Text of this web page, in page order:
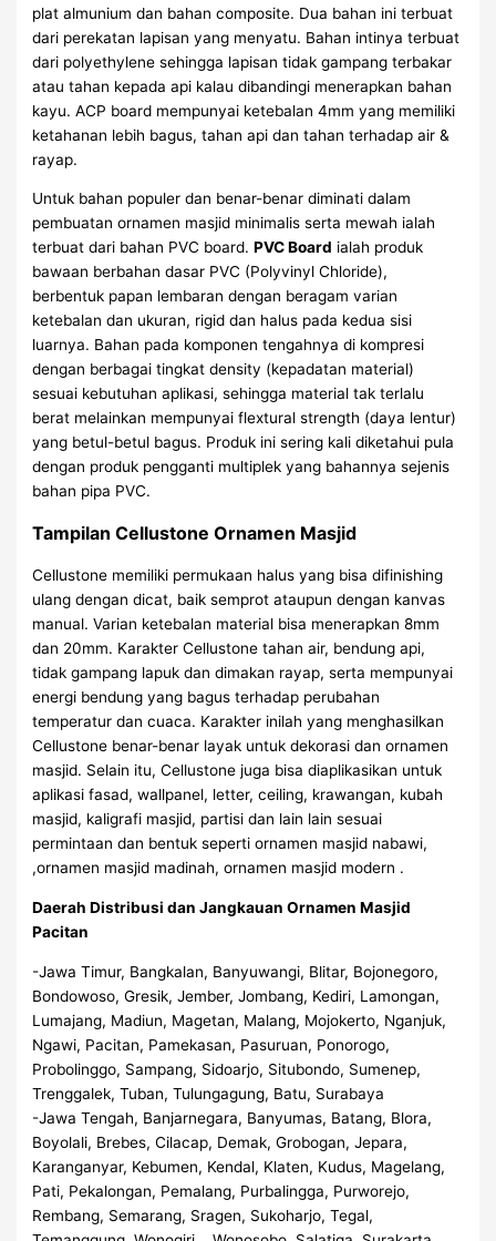
plat almunium dan bahan composite. Dua bahan ini terbuat
dari perekatan lapisan yang menyatu. Bahan intinya terbuat
dari polyethylene sehingga lapisan tidak gampang terbakar
atau tahan kepada api kalau dibandingi menerapkan bahan
kayu. ACP board mempunyai ketebalan 4mm yang memiliki
ketahanan lebih bagus, tahan api dan tahan terhadap air &
rayap.
Untuk bahan populer dan benar-benar diminati dalam
pembuatan ornamen masjid minimalis serta mewah ialah
terbuat dari bahan PVC board.PVC Board ialah produk
bawaan berbahan dasar PVC (Polyvinyl Chloride),
berbentuk papan lembaran dengan beragam varian
ketebalan dan ukuran, rigid dan halus pada kedua sisi
luarnya. Bahan pada komponen tengahnya di kompresi
dengan berbagai tingkat density (kepadatan material)
sesuai kebutuhan aplikasi, sehingga material tak terlalu
berat melainkan mempunyai flextural strength (daya lentur)
yang betul-betul bagus. Produk ini sering kali diketahui pula
dengan produk pengganti multiplek yang bahannya sejenis
bahan pipa PVC.
Tampilan Cellustone Ornamen Masjid
Cellustone memiliki permukaan halus yang bisa difinishing
ulang dengan dicat, baik semprot ataupun dengan kanvas
manual. Varian ketebalan material bisa menerapkan 8mm
dan 20mm. Karakter Cellustone tahan air, bendung api,
tidak gampang lapuk dan dimakan rayap, serta mempunyai
energi bendung yang bagus terhadap perubahan
temperatur dan cuaca. Karakter inilah yang menghasilkan
Cellustone benar-benar layak untuk dekorasi dan ornamen
masjid. Selain itu, Cellustone juga bisa diaplikasikan untuk
aplikasi fasad, wallpanel, letter, ceiling, krawangan, kubah
masjid, kaligrafi masjid, partisi dan lain lain sesuai
permintaan dan bentuk seperti ornamen masjid nabawi,
,ornamen masjid madinah, ornamen masjid modern .
Daerah Distribusi dan Jangkauan Ornamen Masjid
Pacitan
-Jawa Timur, Bangkalan, Banyuwangi, Blitar, Bojonegoro,
Bondowoso, Gresik, Jember, Jombang, Kediri, Lamongan,
Lumajang, Madiun, Magetan, Malang, Mojokerto, Nganjuk,
Ngawi, Pacitan, Pamekasan, Pasuruan, Ponorogo,
Probolinggo, Sampang, Sidoarjo, Situbondo, Sumenep,
Trenggalek, Tuban, Tulungagung, Batu, Surabaya
-Jawa Tengah, Banjarnegara, Banyumas, Batang, Blora,
Boyolali, Brebes, Cilacap, Demak, Grobogan, Jepara,
Karanganyar, Kebumen, Kendal, Klaten, Kudus, Magelang,
Pati, Pekalongan, Pemalang, Purbalingga, Purworejo,
Rembang, Semarang, Sragen, Sukoharjo, Tegal,